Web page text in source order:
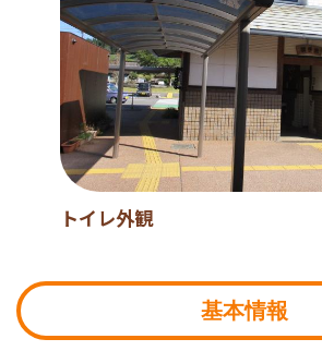
トイレ外観
基本情報